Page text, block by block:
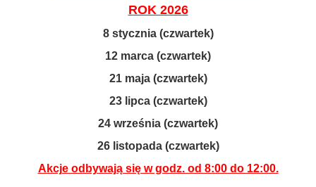
ROK 2026
8 stycznia (czwartek)
12 marca (czwartek)
21 maja (czwartek)
23 lipca (czwartek)
24 września (czwartek)
26 listopada (czwartek)
Akcje odbywają się w godz. od 8:00 do 12:00.